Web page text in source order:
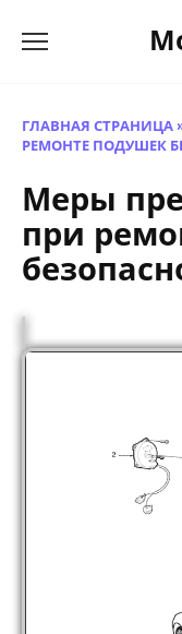
ГЛАВНАЯ СТРАНИЦА
РЕМОНТЕ ПОДУШЕК
Меры
при